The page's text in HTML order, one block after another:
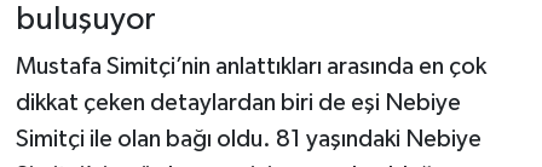
buluşuyor
Mustafa Simitçi’nin anlattıkları arasında en çok
dikkat çeken detaylardan biri de eşi Nebiye
Simitçi ile olan bağı oldu. 81 yaşındaki Nebiye